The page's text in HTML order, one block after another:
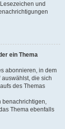
und
ein Thema
abonnieren, in dem
auswählst, die sich
des Themas
benachrichtigen,
Thema ebenfalls